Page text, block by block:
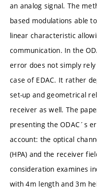
an analog signal. The
based modulations able
linear characteristic
communication. In the
error does not simply
case of EDAC. It rather
set-up and geometrical
receiver as well. The
presenting the ODAC´s
account: the optical
(HPA) and the receiver
consideration examines
with 4m length and 3m